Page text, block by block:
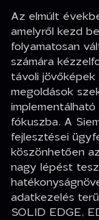
Az elmúlt
amelyről kezd
folyamatosan
számára
távoli
megoldások
fókuszba. A
fejlesztései
köszönhetően
nagy lépést
adatkezelés
SOLID EDGE,